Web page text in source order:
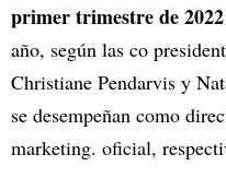
primer trimestre de 2022
año, según las co
Christiane Pendarvis y
se desempeñan como
marketing. oficial,